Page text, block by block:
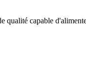
capable